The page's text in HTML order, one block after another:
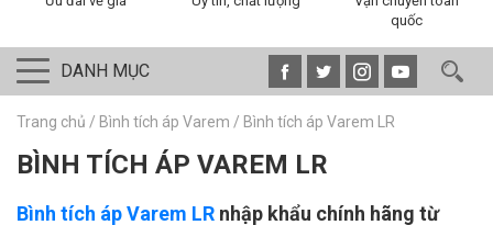
quốc
DANH MỤC
Trang chủ / Bình tích áp Varem / Bình tích áp Varem LR
BÌNH TÍCH ÁP VAREM LR
Bình tích áp Varem LR nhập khẩu chính hãng từ